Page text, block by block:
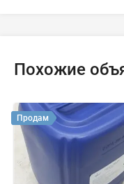
Похожие
Продам